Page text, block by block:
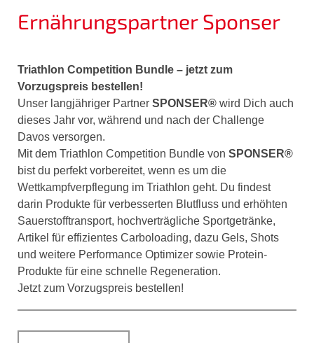
Ernährungspartner Sponser
Triathlon Competition Bundle – jetzt zum
Vorzugspreis bestellen!
Unser langjähriger Partner SPONSER® wird Dich auch
dieses Jahr vor, während und nach der Challenge
Davos versorgen.
Mit dem Triathlon Competition Bundle von SPONSER®
bist du perfekt vorbereitet, wenn es um die
Wettkampfverpflegung im Triathlon geht. Du findest
darin Produkte für verbesserten Blutfluss und erhöhten
Sauerstofftransport, hochverträgliche Sportgetränke,
Artikel für effizientes Carboloading, dazu Gels, Shots
und weitere Performance Optimizer sowie Protein-
Produkte für eine schnelle Regeneration.
Jetzt zum Vorzugspreis bestellen!